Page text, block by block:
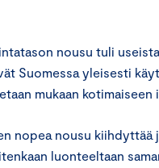
nousu tuli
Suomessa yleisesti
mukaan
nopea nousu
luonteeltaan